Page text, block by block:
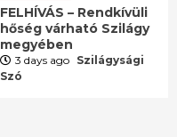
FELHÍVÁS – Rendkívüli
hőség várható Szilágy
megyében
3 days ago Szilágysági
Szó